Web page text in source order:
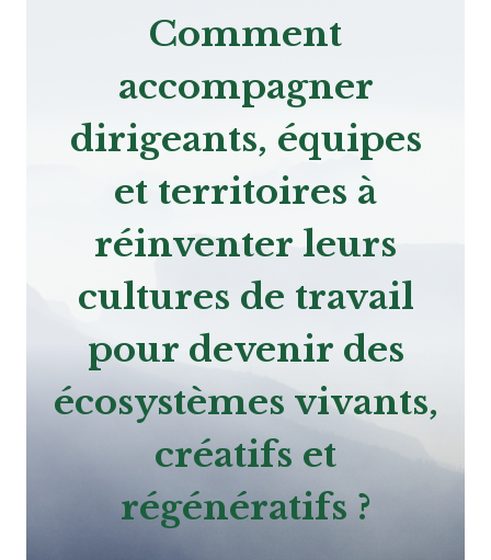
Comment
accompagner
dirigeants, équipes
et territoires à
réinventer leurs
cultures de travail
pour devenir des
écosystèmes vivants,
créatifs et
régénératifs ?